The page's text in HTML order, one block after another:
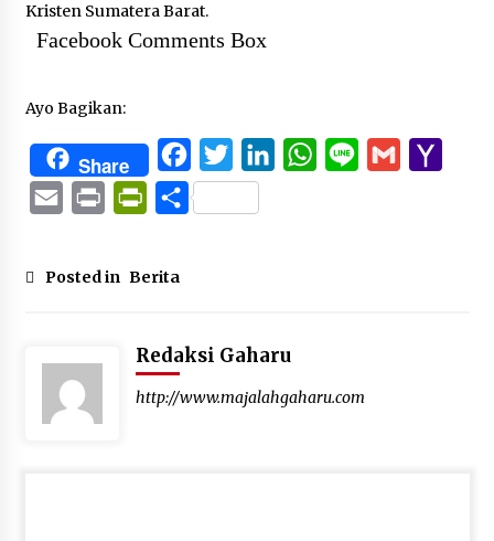
Kristen Sumatera Barat.
Facebook Comments Box
Ayo Bagikan:
Share FacebookTwitterLinkedInWhatsApp
Line Gmail
Email Print PrintFriendly
Share
Posted in Berita
Redaksi Gaharu
http://www.majalahgaharu.com